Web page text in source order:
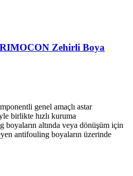
Zehirli Boya
₺
₺
genel amaçlı astar
birlikte hızlı kuruma
altında veya dönüşüm için
antifouling boyaların üzerinde